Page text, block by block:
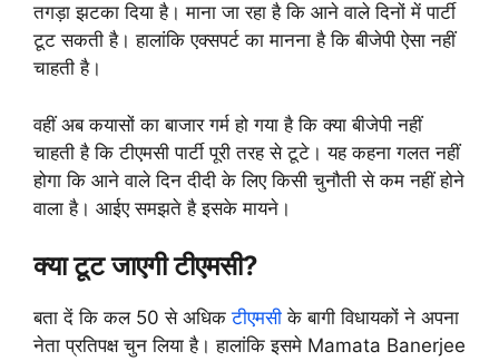
तगड़ा झटका दिया है। माना जा रहा है कि आने वाले दिनों में पार्टी
टूट सकती है। हालांकि एक्सपर्ट का मानना है कि बीजेपी ऐसा नहीं
चाहती है।
वहीं अब कयासों का बाजार गर्म हो गया है कि क्या बीजेपी नहीं
चाहती है कि टीएमसी पार्टी पूरी तरह से टूटे। यह कहना गलत नहीं
होगा कि आने वाले दिन दीदी के लिए किसी चुनौती से कम नहीं होने
वाला है। आईए समझते है इसके मायने।
क्या टूट जाएगी टीएमसी?
बता दें कि कल 50 से अधिकटीएमसी के बागी विधायकों ने अपना
नेता प्रतिपक्ष चुन लिया है। हालांकि इसमे Mamata Banerjee